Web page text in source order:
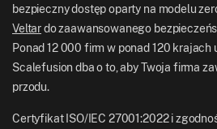
bezpieczny dostęp oparty na modelu
Veltardo zaawansowanego
Ponad 12 000 firm w ponad 120 krajach
Scalefusion dba o to, aby Twoja firma
przodu.
Certyfikat ISO/IEC 27001:2022 i